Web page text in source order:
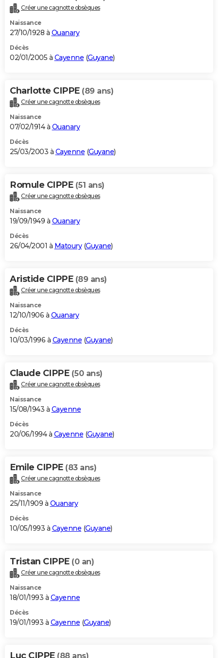
Créer une cagnotte obsèques
Naissance
27/10/1928 à Ouanary
Décès
02/01/2005 à Cayenne (Guyane)
Charlotte CIPPE (89 ans)
Créer une cagnotte obsèques
Naissance
07/02/1914 à Ouanary
Décès
25/03/2003 à Cayenne (Guyane)
Romule CIPPE (51 ans)
Créer une cagnotte obsèques
Naissance
19/09/1949 à Ouanary
Décès
26/04/2001 à Matoury(Guyane)
Aristide CIPPE (89 ans)
Créer une cagnotte obsèques
Naissance
12/10/1906 à Ouanary
Décès
10/03/1996 à Cayenne (Guyane)
Claude CIPPE (50 ans)
Créer une cagnotte obsèques
Naissance
15/08/1943 à Cayenne
Décès
20/06/1994 à Cayenne (Guyane)
Emile CIPPE (83 ans)
Créer une cagnotte obsèques
Naissance
25/11/1909 à Ouanary
Décès
10/05/1993 à Cayenne (Guyane)
Tristan CIPPE (0 an)
Créer une cagnotte obsèques
Naissance
18/01/1993 à Cayenne
Décès
19/01/1993 à Cayenne (Guyane)
Luc CIPPE (88 ans)